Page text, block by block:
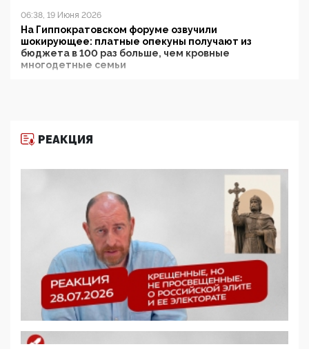
06:38, 19 Июня 2026
На Гиппократовском форуме озвучили
шокирующее: платные опекуны получают из
бюджета в 100 раз больше, чем кровные
многодетные семьи
11:53, 09 Июня 2026
деятельность ИИТО ЮНЕСКО в России, но
цифроглобалисты продолжают определять
повестку в образовании
09:43, 01 Июня 2026
5G за счет здоровья граждан: Минцифры намерено
отобрать у регионов и муниципалитетов право
защищать жилые дома и социальные объекты от
05:58, 26 Мая 2026
Роскомнадзор освободили от борца с
деструктивным и опасным контентом
07:39, 25 Мая 2026
РЕАКЦИЯ